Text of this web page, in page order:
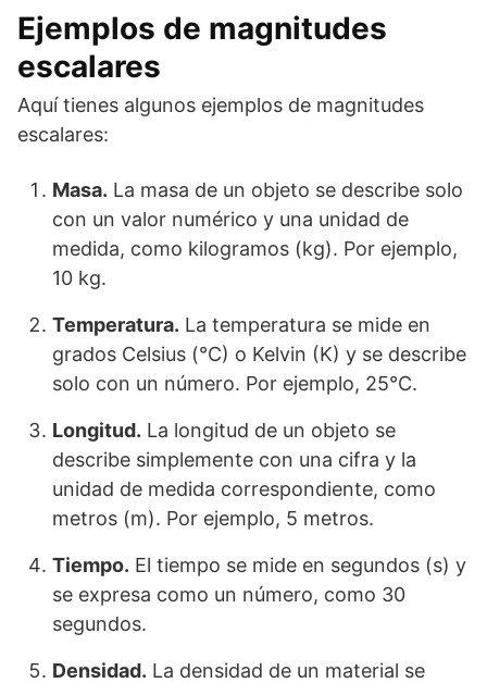
Ejemplos de magnitudes
escalares
Aquí tienes algunos ejemplos de magnitudes
escalares:
Masa. La masa de un objeto se describe solo
con un valor numérico y una unidad de
medida, como kilogramos (kg). Por ejemplo,
10 kg.
Temperatura. La temperatura se mide en
grados Celsius (°C) o Kelvin (K) y se describe
solo con un número. Por ejemplo, 25°C.
Longitud. La longitud de un objeto se
describe simplemente con una cifra y la
unidad de medida correspondiente, como
metros (m). Por ejemplo, 5 metros.
Tiempo. El tiempo se mide en segundos (s) y
se expresa como un número, como 30
segundos.
Densidad. La densidad de un material se